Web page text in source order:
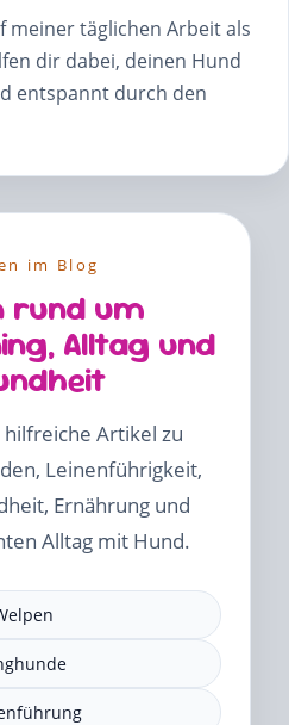
meiner täglichen Arbeit als
dir dabei, deinen Hund
entspannt durch den
im Blog
rund um
Alltag und
Artikel zu
Leinenführigkeit,
Ernährung und
Alltag mit Hund.